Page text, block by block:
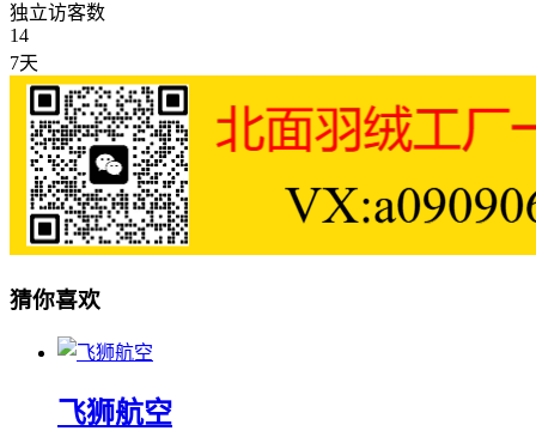
独立访客数
14
7天
猜你喜欢
飞狮航空